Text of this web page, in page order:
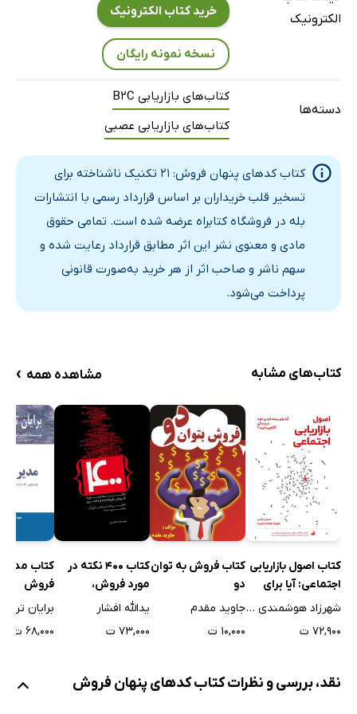
شگرد ذهنی 13: روان‌شناسی عمل متقابل
شگرد ذهنی 16: روان‌شناسی استفاده از مثال‌ها در مقابل آمار
شگرد ذهنی 18: روان‌شناسی شکل‌گیری شخصیت
شگرد ذهنی 19: روان‌شناسی اضافه‌گویی
شگرد ذهنی 20: روان‌شناسی جهت گیری پیام
شگرد ذهنی 21: روان‌شناسی پیام طولانی‌تر، نشان دهنده اعتبار
الکترونیک
خرید کتاب الکترونیک
نسخه نمونه رایگان
دسته‌ها
کتاب‌های بازاریابی B2C
کتاب‌های بازاریابی عصبی
کتاب کدهای پنهان فروش: 21 تکنیک ناشناخته برای
تسخیر قلب خریداران بر اساس قرارداد رسمی با انتشارات
بله در فروشگاه کتابراه عرضه شده است. تمامی حقوق
مادی و معنوی نشر این اثر مطابق قرارداد رعایت شده و
سهم ناشر و صاحب اثر از هر خرید به‌صورت قانونی
پرداخت می‌شود.
کتاب‌های مشابه مشاهده همه ›
کتاب اصول بازاریابی
اجتماعی: آیا برای
بیمه کردن خود در شهرزاد هوشمندی نیا
۷۲,۹۰۰ ت
کتاب فروش به توان
دو
جاوید مقدم
۱۰,۰۰۰ ت
کتاب 400 نکته در
مورد فروش،
فروشنده و مشتری
یدالله افشار
۷۳,۰۰۰ ت
کتاب
فروش
برایان
۶۸,۰۰۰ ت
نقد، بررسی و نظرات کتاب کدهای پنهان فروش